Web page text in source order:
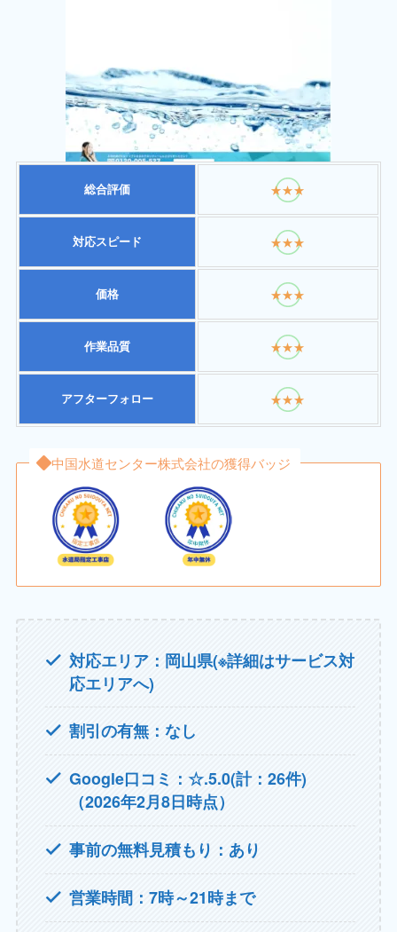
総合評価 ★★★
対応スピード ★★★
価格 ★★★
作業品質 ★★★
アフターフォロー ★★★
中国水道センター株式会社の獲得バッジ
対応エリア：岡山県(※詳細はサービス対
応エリアへ)
割引の有無：なし
Google口コミ：☆.5.0(計：26件)
（2026年2月8日時点）
事前の無料見積もり：あり
営業時間：7時～21時まで